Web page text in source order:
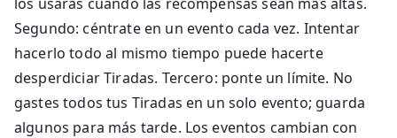
Segundo: céntrate en un evento cada vez. Intentar
hacerlo todo al mismo tiempo puede hacerte
desperdiciar Tiradas. Tercero: ponte un límite. No
gastes todos tus Tiradas en un solo evento; guarda
algunos para más tarde. Los eventos cambian con